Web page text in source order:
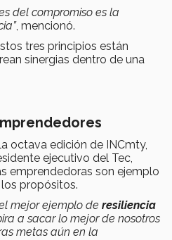
del compromiso es la
, mencionó.
tres principios están
sinergias dentro de una
octava edición de INCmty,
ejecutivo del Tec,
emprendedoras son ejemplo
propósitos.
mejor ejemplo de resiliencia
a sacar lo mejor de nosotros
metas aún en la